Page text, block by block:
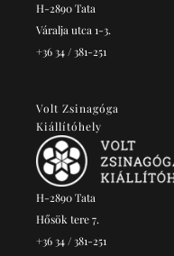
H-2890 Tata
Váralja utca 1-3.
+36 34 / 381-251
Volt Zsinagóga
Kiállítóhely
H-2890 Tata
Hősök tere 7.
+36 34 / 381-251